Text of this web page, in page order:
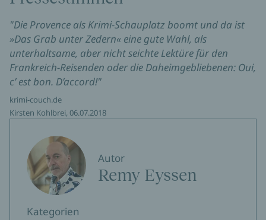
"Die Provence als Krimi-Schauplatz boomt und da ist
»Das Grab unter Zedern« eine gute Wahl, als
unterhaltsame, aber nicht seichte Lektüre für den
Frankreich-Reisenden oder die Daheimgebliebenen: Oui,
c’ est bon. D’accord!"
krimi-couch.de
Kirsten Kohlbrei, 06.07.2018
Autor
Remy Eyssen
Kategorien